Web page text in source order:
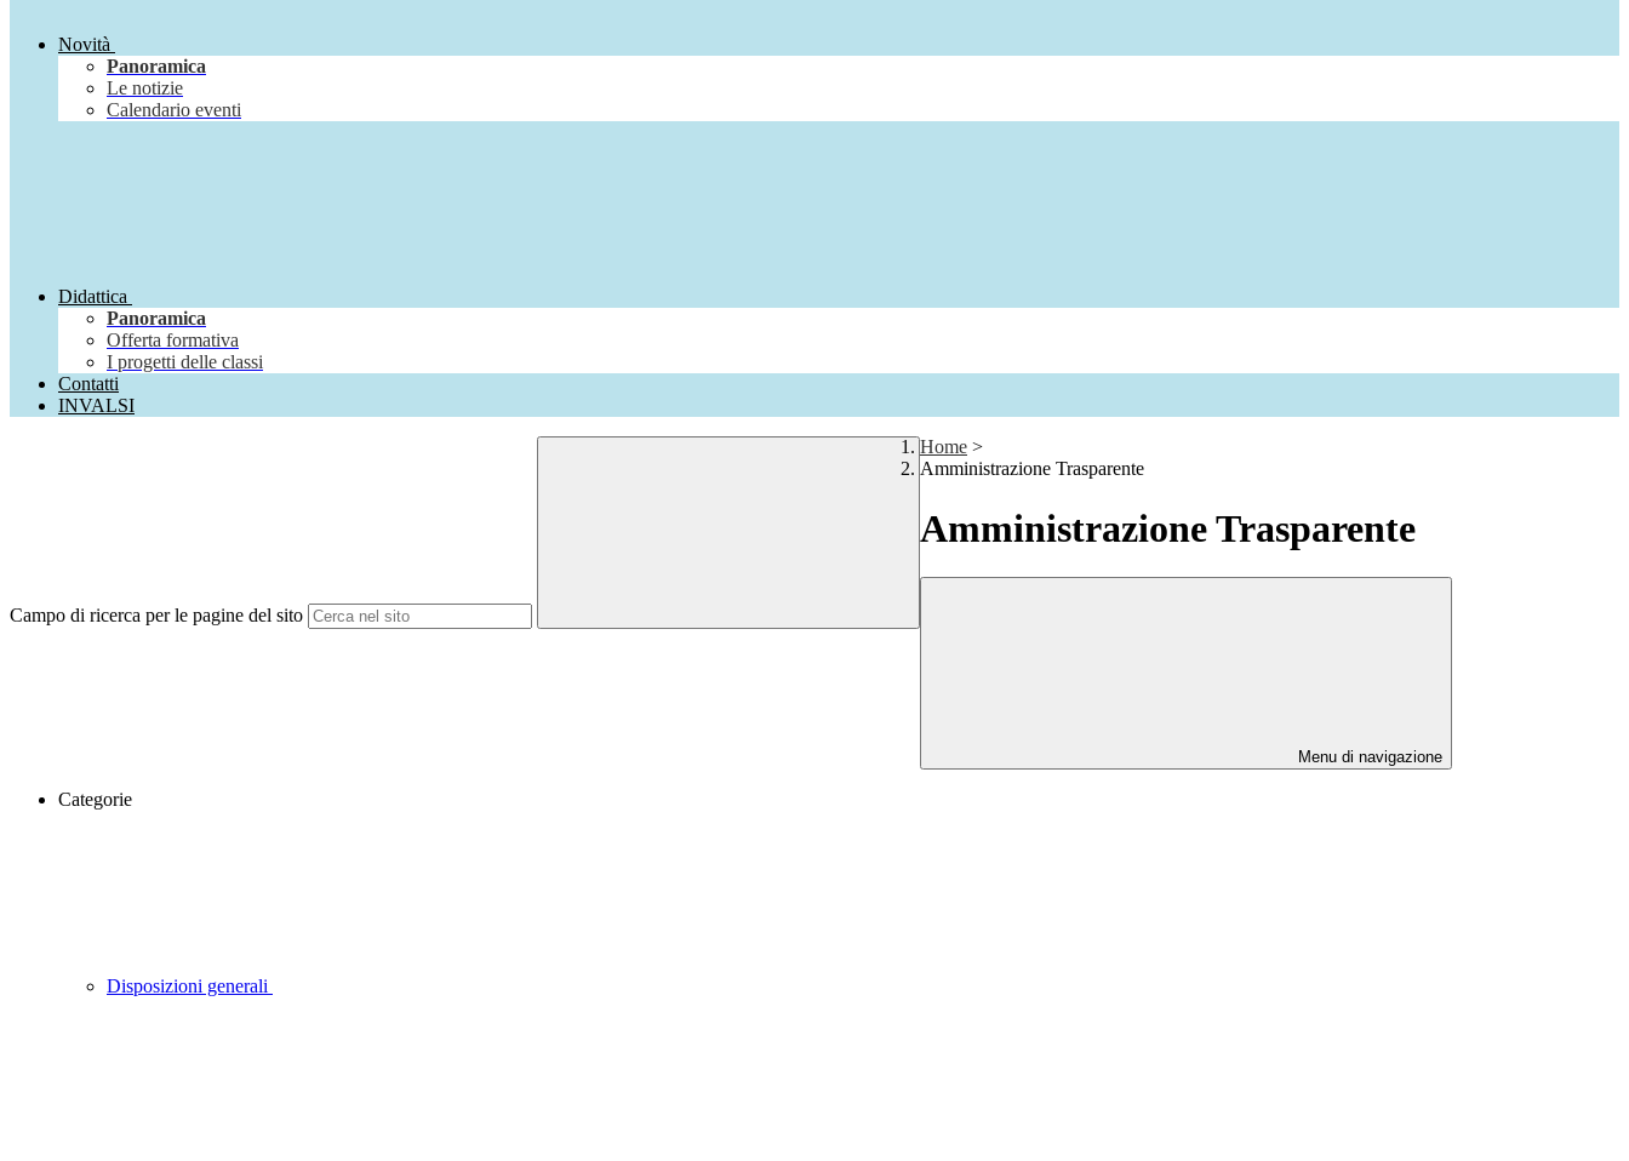
Novità
Panoramica
Le notizie
Calendario eventi
Didattica
Panoramica
Offerta formativa
I progetti delle classi
Contatti
INVALSI
Campo di ricerca per le pagine del sito
Home >
Amministrazione Trasparente
Amministrazione Trasparente
Menu di navigazione
Categorie
Disposizioni generali